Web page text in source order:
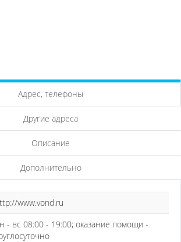
Адрес, телефоны
Другие адреса
Описание
Дополнительно
www.vond.ru
- вс 08:00 - 19:00; оказание помощи -